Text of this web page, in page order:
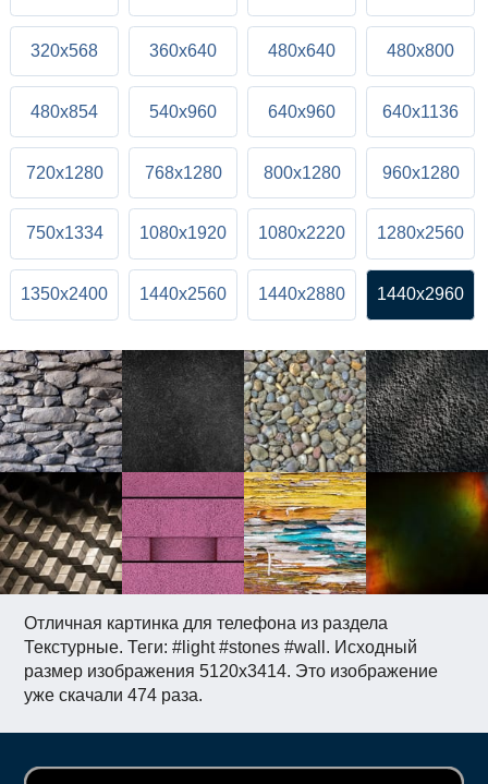
Отличная картинка для телефона из раздела
Текстурные. Теги: #light #stones #wall. Исходный
размер изображения 5120x3414. Это изображение
уже скачали 474 раза.
320x568 360x640 480x640 480x800
480x854 540x960 640x960 640x1136
720x1280 768x1280 800x1280 960x1280
750x1334 1080x1920 1080x2220 1280x2560
1350x2400 1440x2560 1440x2880 1440x2960